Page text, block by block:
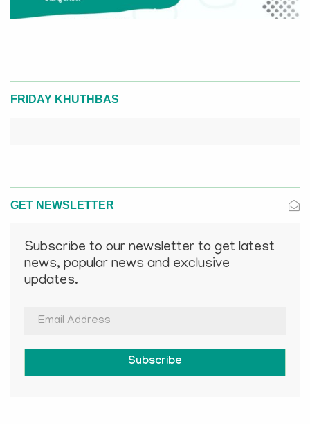
FRIDAY KHUTHBAS
GET NEWSLETTER
Subscribe to our newsletter to get latest
news, popular news and exclusive
updates.
Subscribe